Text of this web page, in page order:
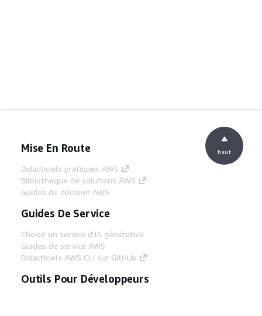
Mise En Route
Didacticiels pratiques AWS
Bibliothèque de solutions AWS
Guides de décision AWS
Guides De Service
Choisir un service d'IA générative
Guides de service AWS
Didacticiels AWS CLI sur GitHub
Outils Pour Développeurs
haut